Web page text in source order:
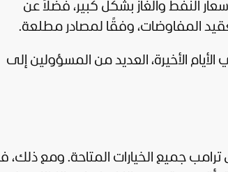
النفط والغاز بشكل كبير، فضلاً عن
المفاوضات، وفقًا لمصادر مطلعة.
الأخيرة، العديد من المسؤولين إلى
جميع الخيارات المتاحة. ومع ذلك،